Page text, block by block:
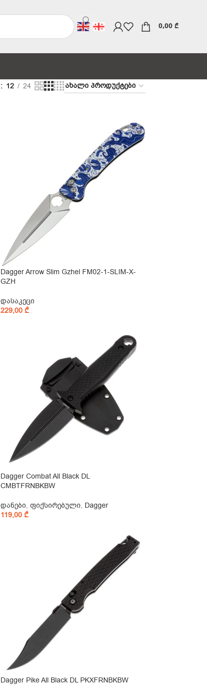
0,00 ₾
12 24
Dagger Arrow Slim Gzhel FM02-1-SLIM-X-
GZH
დასაკეცი
229,00₾
Dagger Combat All Black DL
CMBTFRNBKBW
დანები, ფიქსირებული, Dagger
119,00₾
Dagger Pike All Black DL PKXFRNBKBW